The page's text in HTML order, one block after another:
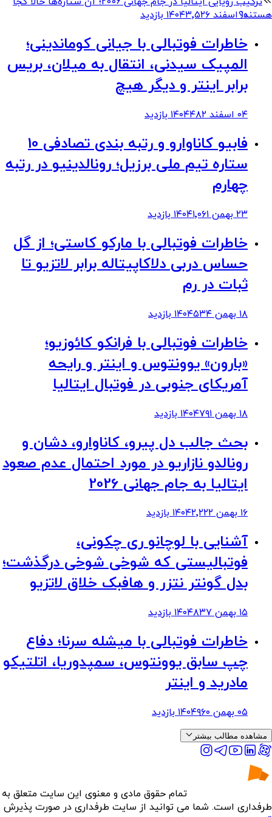
هستند؟
۱۰ اسفند ۱۴۰۴ ۳٬۵۲۶ بازدید
خاطرات فوتبالی با جیانی کوماندینی؛
المپیک سیدنی، انتقال به میلان، بریس
برابر اینتر و دیگر هیچ
۰۴ اسفند ۱۴۰۴ ۴۸۲ بازدید
فابیو کاناوارو و رتبه بندی تصادفی 10
ستاره تیم ملی برزیل؛ رونالدینیو در رتبه
چهارم
۲۳ بهمن ۱۴۰۴ ۱٬۰۶۱ بازدید
خاطرات فوتبالی با مارکو کاستی؛ از گل
حساس دربی دلاکاپیتاله برابر لاتزیو تا
ثبات در رم
۱۸ بهمن ۱۴۰۴ ۵۳۴ بازدید
خاطرات فوتبالی با فرانکو کائوزیو؛
«بارون» یوونتوس و اینتر و رایحه
آمریکای جنوبی در فوتبال ایتالیا
۱۸ بهمن ۱۴۰۴ ۷۹۱ بازدید
بحث جالب دل پیرو، کاناوارو، دشان و
رونالدو نازاریو در مورد احتمال عدم صعود
ایتالیا به جام جهانی 2026
۱۶ بهمن ۱۴۰۴ ۲٬۲۲۲ بازدید
آشنایی با لوچانو ری چکونی،
فوتبالیستی که شوخی شوخی درگذشت؛
بدل گونتر نتزر و هافبک خلاق لاتزیو
۱۵ بهمن ۱۴۰۴ ۸۳۷ بازدید
خاطرات فوتبالی با میشله سرنا؛ دفاع
چپ سابق یوونتوس، سمپدوریا، اتلتیکو
مادرید و اینتر
۰۵ بهمن ۱۴۰۴ ۹۶۰ بازدید
مشاهده مطالب بیشتر
تمام حقوق مادی و معنوی این سایت متعلق به
طرفداری است. شما می توانید از سایت طرفداری در صورت پذیرش